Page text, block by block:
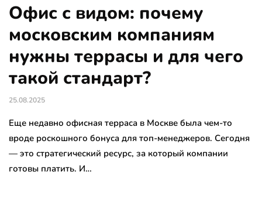
Офис с видом: почему
московским компаниям
нужны террасы и для чего
такой стандарт?
25.08.2025
Еще недавно офисная терраса в Москве была чем-то
вроде роскошного бонуса для топ-менеджеров. Сегодня
— это стратегический ресурс, за который компании
готовы платить. И…